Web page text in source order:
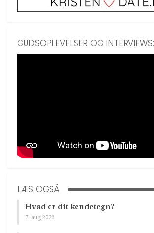
GUDSOPLEVELSER OG INTERVIEWS:
LÆS OGSÅ
Hvad er dit kendetegn?
7. aug 2026